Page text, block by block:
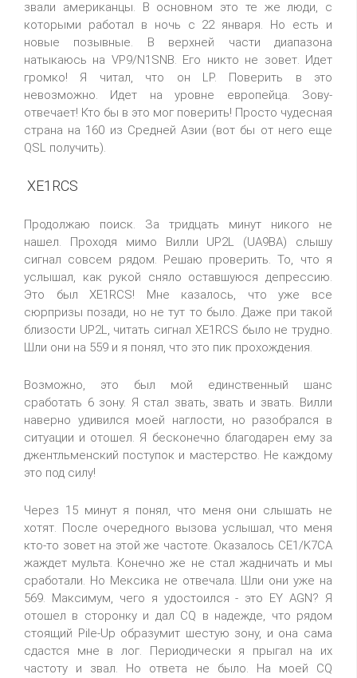
звали американцы. В основном это те же люди, с
которыми работал в ночь с 22 января. Но есть и
новые позывные. В верхней части диапазона
натыкаюсь на VP9/N1SNB. Его никто не зовет. Идет
громко! Я читал, что он LP. Поверить в это
невозможно. Идет на уровне европейца. Зову-
отвечает! Кто бы в это мог поверить! Просто чудесная
страна на 160 из Средней Азии (вот бы от него еще
QSL получить).
XE1RCS
Продолжаю поиск. За тридцать минут никого не
нашел. Проходя мимо Вилли UP2L (UA9BA) слышу
сигнал совсем рядом. Решаю проверить. То, что я
услышал, как рукой сняло оставшуюся депрессию.
Это был XE1RCS! Мне казалось, что уже все
сюрпризы позади, но не тут то было. Даже при такой
близости UP2L, читать сигнал XE1RCS было не трудно.
Шли они на 559 и я понял, что это пик прохождения.
Возможно, это был мой единственный шанс
сработать 6 зону. Я стал звать, звать и звать. Вилли
наверно удивился моей наглости, но разобрался в
ситуации и отошел. Я бесконечно благодарен ему за
джентльменский поступок и мастерство. Не каждому
это под силу!
Через 15 минут я понял, что меня они слышать не
хотят. После очередного вызова услышал, что меня
кто-то зовет на этой же частоте. Оказалось CE1/K7CA
жаждет мульта. Конечно же не стал жадничать и мы
сработали. Но Мексика не отвечала. Шли они уже на
569. Максимум, чего я удостоился - это EY AGN? Я
отошел в сторонку и дал CQ в надежде, что рядом
стоящий Pile-Up образумит шестую зону, и она сама
сдастся мне в лог. Периодически я прыгал на их
частоту и звал. Но ответа не было. На моей CQ